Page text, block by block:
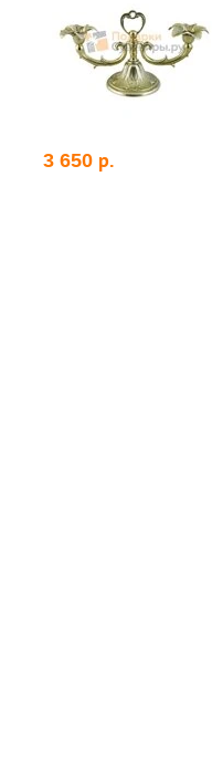
3 650 р.
корзину